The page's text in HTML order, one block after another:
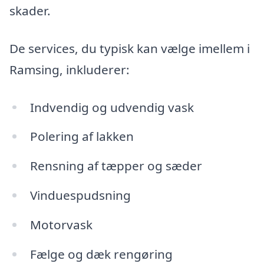
skader.
De services, du typisk kan vælge imellem i
Ramsing, inkluderer:
Indvendig og udvendig vask
Polering af lakken
Rensning af tæpper og sæder
Vinduespudsning
Motorvask
Fælge og dæk rengøring